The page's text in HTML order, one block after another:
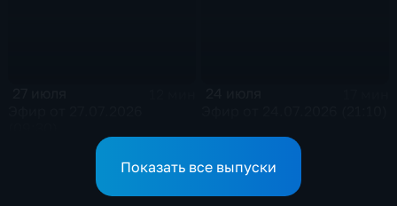
Показать все выпуски